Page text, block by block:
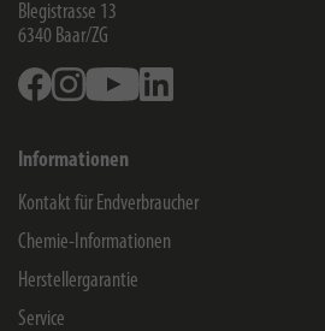
Blegistrasse 13
6340 Baar/ZG
FacebookInstagramYoutube
Informationen
Kontakt für Endverbraucher
Chemie-Informationen
Herstellergarantie
Service